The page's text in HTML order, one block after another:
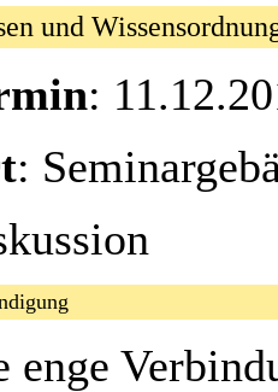
und
:
:
enge